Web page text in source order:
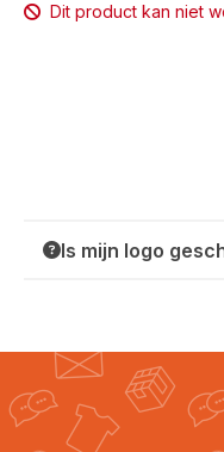
Dit product kan niet
Is mijn logo